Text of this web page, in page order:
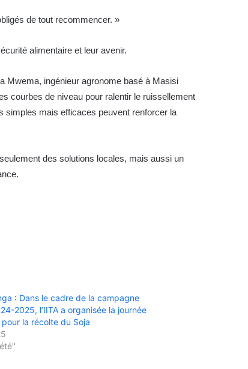
de tout recommencer. »
alimentaire et leur avenir.
Mwema, ingénieur agronome basé à Masisi
courbes de niveau pour ralentir le ruissellement
simples mais efficaces peuvent renforcer la
des solutions locales, mais aussi un
: Dans le cadre de la campagne
2025, l’IITA a organisée la journée
la récolte du Soja